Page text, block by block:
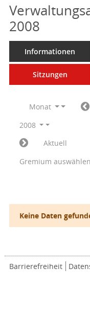
2008
Informationen
Sitzungen
Monat
2008
Aktuell
Gremium auswählen
Keine Daten
Barrierefreiheit